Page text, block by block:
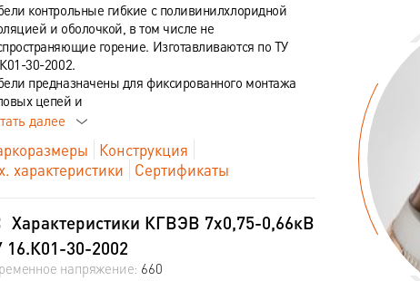
контрольные гибкие с поливинилхлоридной
и оболочкой, в том числе не
горение. Изготавливаются по ТУ
30-2002.
предназначены для фиксированного монтажа
цепей и
далее
Конструкция
характеристики
Сертификаты
Характеристики КГВЭВ 7х0,75-0,66кВ
16.К01-30-2002
напряжение: 660